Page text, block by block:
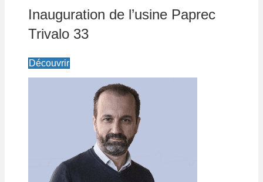
Inauguration de l’usine Paprec
Trivalo 33
Découvrir